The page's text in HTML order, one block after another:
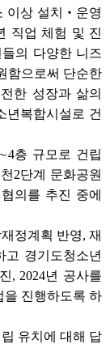
이상 설치‧운영
직업 체험 및 진
의 다양한 니즈
함으로써 단순한
한 성장과 삶의
복합시설로 건
층 규모로 건립
2단계 문화공원
의를 추진 중에
정계획 반영, 재
경기도청소년
, 2024년 공사를
을 진행하도록 하
유치에 대해 답